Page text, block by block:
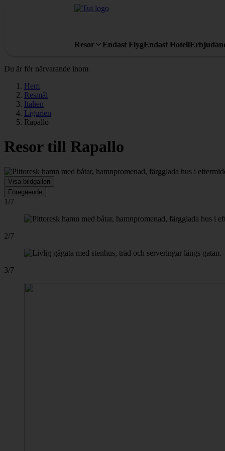
Resor Endast FlygEndast Hotell
Du är för närvarande inom
Hem
Resmål
Italien
Ligurien
Rapallo
Resor till Rapallo
Visa bildgalleri
Föregående
1/7
2/7
3/7